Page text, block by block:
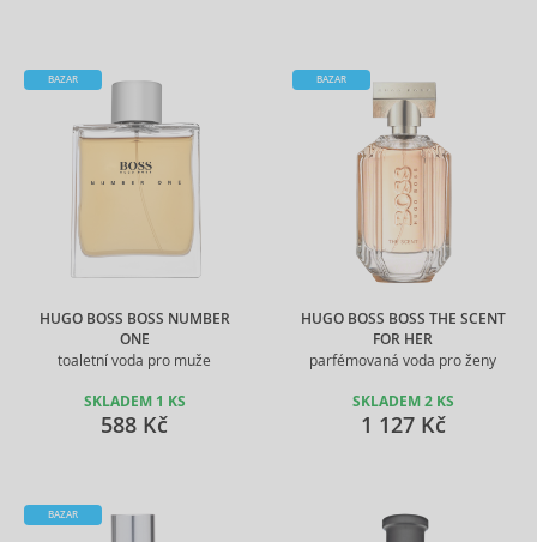
HUGO BOSS BOSS NUMBER
ONE
toaletní voda pro muže
BAZAR
SKLADEM 1 KS
588 Kč
HUGO BOSS BOSS THE SCENT
FOR HER
parfémovaná voda pro ženy
BAZAR
SKLADEM 2 KS
1 127 Kč
BAZAR